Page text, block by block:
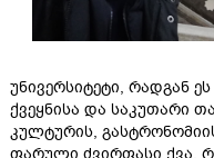
უნივერსიტეტი, რადგან
ქვეყნისა და საკუთარი
კულტურის,